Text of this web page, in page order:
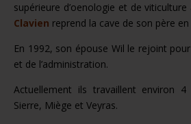
supérieure d’oenologie et de viticulture
Clavien reprend la cave de son père en
En 1992, son épouse Wil le rejoint
et de l’administration.
Actuellement ils travaillent environ
Sierre, Miège et Veyras.